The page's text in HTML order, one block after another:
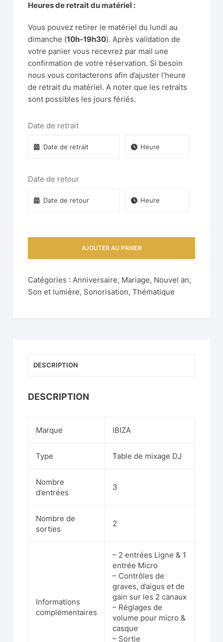
Heures de retrait du matériel :
Vous pouvez retirer le matériel du lundi au
dimanche (10h-19h30). Après validation de
votre panier vous recevrez par mail une
confirmation de votre réservation. Si besoin
nous vous contacterons afin d’ajuster l’heure
de retrait du matériel. A noter que les retraits
sont possibles les jours fériés.
Date de retrait
Date de retour
AJOUTER AU PANIER
Catégories : Anniversaire, Mariage, Nouvel an,
Son et lumière, Sonorisation, Thématique
DESCRIPTION
DESCRIPTION
Marque IBIZA
Type Table de mixage DJ
Nombre
d’entrées
3
Nombre de
sorties
2
Informations
complémentaires
– 2 entrées Ligne & 1
entrée Micro
– Contrôles de
graves, d’aigus et de
gain sur les 2 canaux
– Réglages de
volume pour micro &
casque
– Sortie